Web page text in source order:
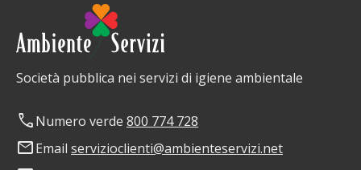
Società pubblica nei servizi di igiene ambientale
phoneNumero verde 800 774 728
mailEmail servizioclienti@ambienteservizi.net